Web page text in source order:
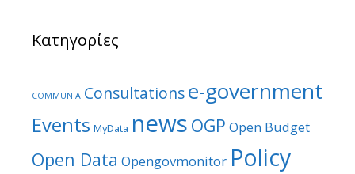
Κατηγορίες
COMMUNIA Consultationse-government
Events MyData news OGP Open Budget
Open Data Opengovmonitor Policy